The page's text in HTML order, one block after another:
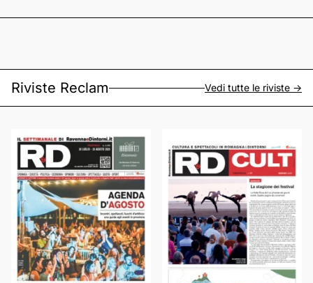
Riviste Reclam Vedi tutte le riviste ->